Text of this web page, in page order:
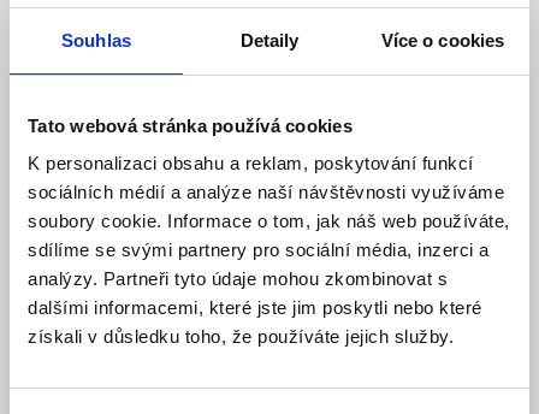
Souhlas Detaily Více o cookies
Tato webová stránka používá cookies
K personalizaci obsahu a reklam, poskytování funkcí
sociálních médií a analýze naší návštěvnosti využíváme
soubory cookie. Informace o tom, jak náš web používáte,
sdílíme se svými partnery pro sociální média, inzerci a
analýzy. Partneři tyto údaje mohou zkombinovat s
dalšími informacemi, které jste jim poskytli nebo které
získali v důsledku toho, že používáte jejich služby.
topení